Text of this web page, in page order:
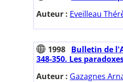
Auteur : Eveilleau
1998 Bulletin de
348-350. Les
Auteur : Gazagnes